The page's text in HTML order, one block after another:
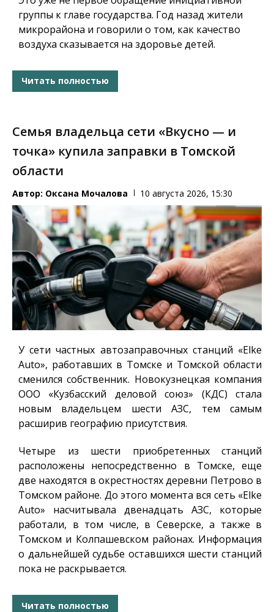
группы к главе государства. Год назад жители
микрорайона и говорили о том, как качество
воздуха сказывается на здоровье детей.
Читать полностью
Семья владельца сети «Вкусно — и
точка» купила заправки в Томской
области
Автор: Оксана Мочалова 10 августа 2026, 15:30
У сети частных автозаправочных станций «Elke
Auto», работавших в Томске и Томской области
сменился собственник. Новокузнецкая компания
ООО «Кузбасский деловой союз» (КДС) стала
новым владельцем шести АЗС, тем самым
расширив географию присутствия.
Четыре из шести приобретенных станций
расположены непосредственно в Томске, еще
две находятся в окрестностях деревни Петрово в
Томском районе. До этого момента вся сеть «Elke
Auto» насчитывала двенадцать АЗС, которые
работали, в том числе, в Северске, а также в
Томском и Колпашевском районах. Информация
о дальнейшей судьбе оставшихся шести станций
пока не раскрывается.
Читать полностью